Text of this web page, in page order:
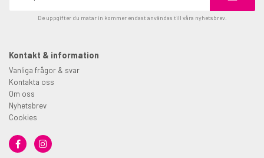
De uppgifter du matar in kommer endast användas till våra nyhetsbrev.
Kontakt & information
Vanliga frågor & svar
Kontakta oss
Om oss
Nyhetsbrev
Cookies